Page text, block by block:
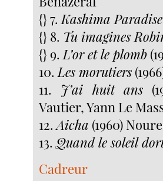
{} 7. Kashima Paradise
{} 8. Tu imagines
{} 9. L’or et le plomb
10. Les morutiers
11. J’ai huit ans
Vautier, Yann Le
12.Aicha (1960)
13.Quand le soleil
Cadreur